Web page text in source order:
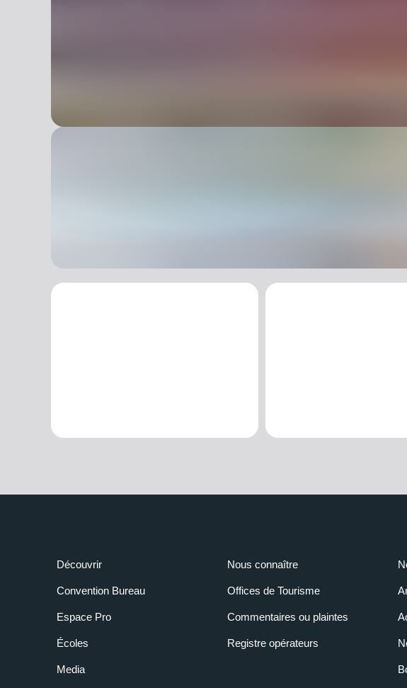
Découvrir
Convention Bureau
Espace Pro
Écoles
Media
Nous connaître
Offices de Tourisme
Commentaires ou plaintes
Registre opérateurs